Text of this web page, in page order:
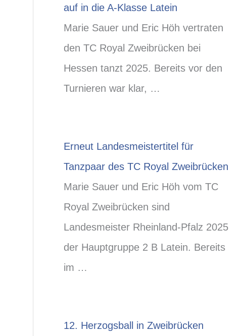
auf in die A-Klasse Latein
Marie Sauer und Eric Höh vertraten
den TC Royal Zweibrücken bei
Hessen tanzt 2025. Bereits vor den
Turnieren war klar, …
Erneut Landesmeistertitel für
Tanzpaar des TC Royal Zweibrücken
Marie Sauer und Eric Höh vom TC
Royal Zweibrücken sind
Landesmeister Rheinland-Pfalz 2025
der Hauptgruppe 2 B Latein. Bereits
im …
12. Herzogsball in Zweibrücken